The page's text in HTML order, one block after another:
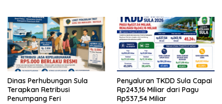
Dinas Perhubungan Sula
Terapkan Retribusi
Penumpang Feri
Penyaluran TKDD Sula Capai
Rp243,16 Miliar dari Pagu
Rp537,54 Miliar